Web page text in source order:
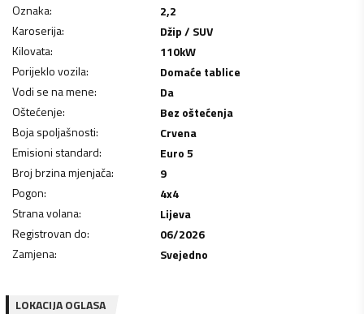
Oznaka:
2,2
Karoserija:
Džip / SUV
Kilovata: 110kW
Porijeklo vozila:
Domaće tablice
Vodi se na mene:
Da
Oštećenje:
Bez oštećenja
Boja spoljašnosti:
Crvena
Emisioni standard:
Euro 5
Broj brzina mjenjača:
9
Pogon:
4x4
Strana volana:
Lijeva
Registrovan do:
06/2026
Zamjena: Svejedno
LOKACIJA OGLASA